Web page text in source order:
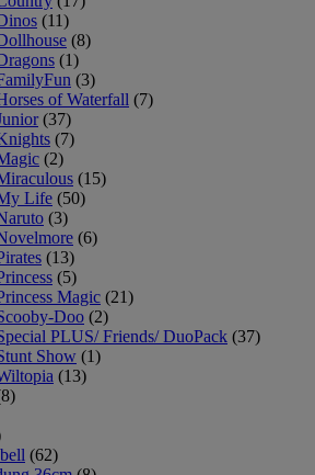
(11)
(8)
(1)
(3)
of Waterfall (7)
(37)
(7)
(2)
(15)
Life (50)
(3)
(6)
(13)
(5)
Magic (21)
Doo (2)
PLUS/ Friends/ DuoPack (37)
Show (1)
(13)
(62)